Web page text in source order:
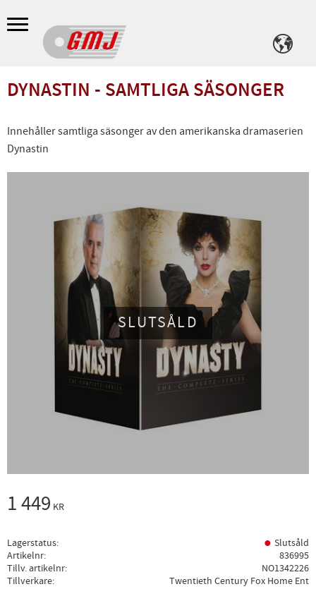
Meny
DYNASTIN - SAMTLIGA SÄSONGER
Innehåller samtliga säsonger av den amerikanska dramaserien
Dynastin
SLUTSÅLD
1 449 KR
Lagerstatus
Slutsåld
Artikelnr
836995
Tillv. artikelnr
NO1342226
Tillverkare
Twentieth Century Fox Home Ent